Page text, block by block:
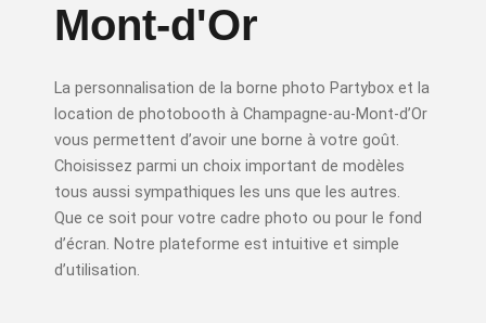
Mont-d'Or
La personnalisation de la borne photo Partybox et la
location de photobooth à Champagne-au-Mont-d’Or
vous permettent d’avoir une borne à votre goût.
Choisissez parmi un choix important de modèles
tous aussi sympathiques les uns que les autres.
Que ce soit pour votre cadre photo ou pour le fond
d’écran. Notre plateforme est intuitive et simple
d’utilisation.